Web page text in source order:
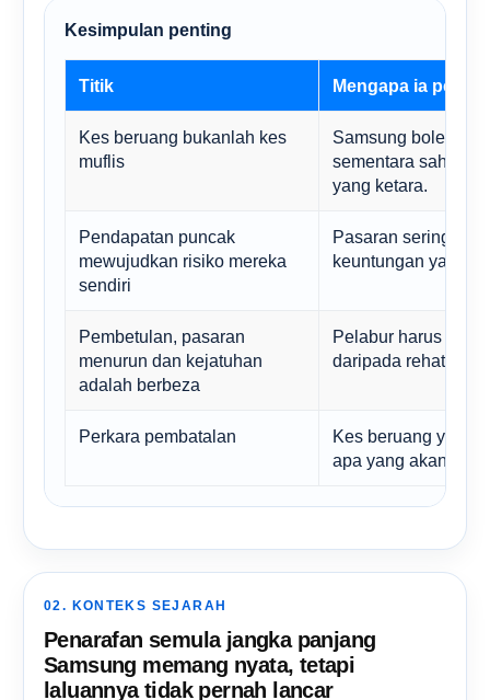
Kesimpulan penting
Titik Mengapa ia
Kes beruang bukanlah kes
muflis
Samsung boleh
sementara saham
yang ketara.
Pendapatan puncak
mewujudkan risiko mereka
sendiri
Pasaran sering
keuntungan yang
Pembetulan, pasaran
menurun dan kejatuhan
adalah berbeza
Pelabur harus
daripada rehat
Perkara pembatalan
Kes beruang yang
apa yang akan
02. KONTEKS SEJARAH
Penarafan semula jangka panjang
Samsung memang nyata, tetapi
laluannya tidak pernah lancar